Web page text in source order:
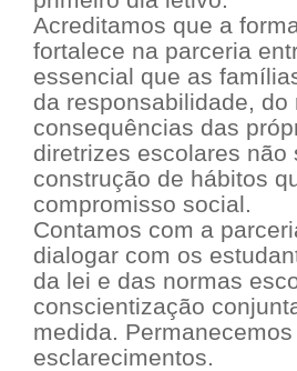
Acreditamos que a
fortalece na parceria
essencial que as
da responsabilidade,
consequências das
diretrizes escolares
construção de hábitos
compromisso social.
Contamos com a
dialogar com os
da lei e das normas
conscientização
medida.
esclarecimentos.